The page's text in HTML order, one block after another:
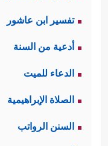
تفسير ابن عاشور
أدعية من السنة
الدعاء للميت
الصلاة الإبراهيمية
السنن الرواتب